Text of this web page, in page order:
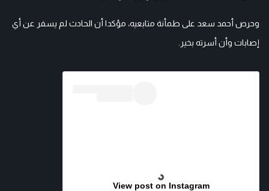
وحرص أحمد سعد على طمأنة متابعيه، مؤكدا أن الحادث لم يسفر عن أي
إصابات وأن أسرته بخير.
View post on Instagram